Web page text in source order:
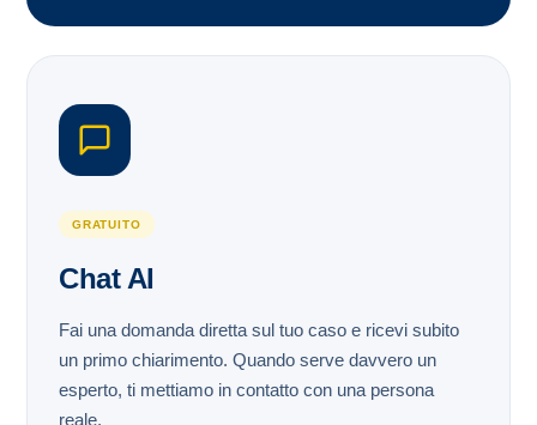
GRATUITO
Chat AI
Fai una domanda diretta sul tuo caso e ricevi subito
un primo chiarimento. Quando serve davvero un
esperto, ti mettiamo in contatto con una persona
reale.